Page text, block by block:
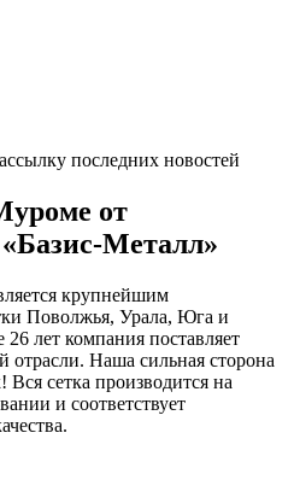
последних новостей
от
Металл»
крупнейшим
Поволжья, Урала, Юга и
лет компания поставляет
отрасли. Наша сильная сторона
Вся сетка производится на
и соответствует